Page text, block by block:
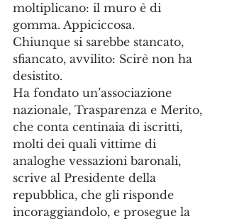
moltiplicano: il muro è di
gomma. Appiciccosa.
Chiunque si sarebbe stancato,
sfiancato, avvilito: Scirè non ha
desistito.
Ha fondato un’associazione
nazionale, Trasparenza e Merito,
che conta centinaia di iscritti,
molti dei quali vittime di
analoghe vessazioni baronali,
scrive al Presidente della
repubblica, che gli risponde
incoraggiandolo, e prosegue la